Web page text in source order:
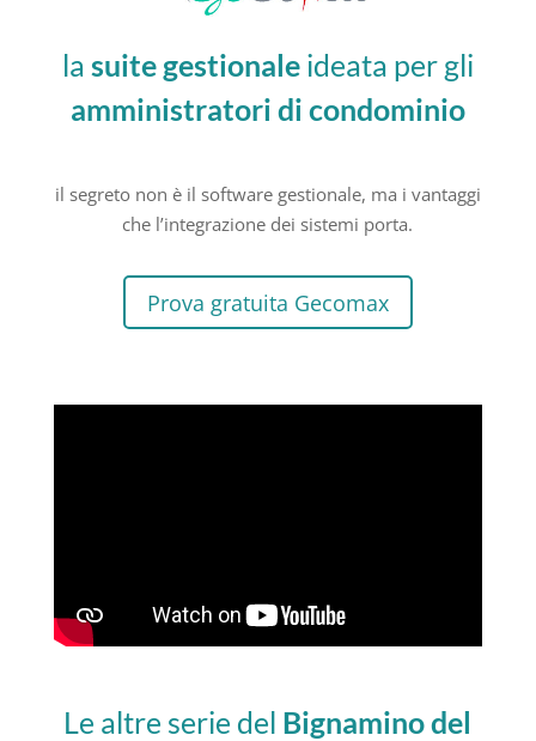
la suite gestionaleideata per gli
amministratori di condominio
il segreto non è il software gestionale, ma i vantaggi
che l’integrazione dei sistemi porta.
Prova gratuita Gecomax
Le altre serie del Bignamino del